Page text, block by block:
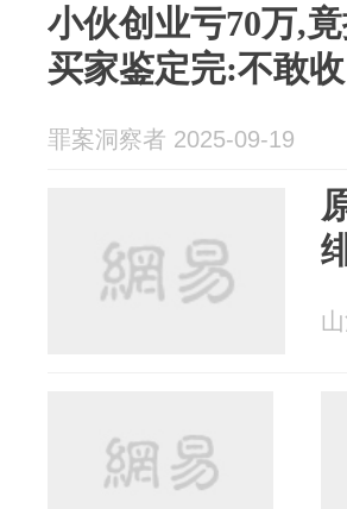
小伙创业亏70万,
买家鉴定完:不敢收
罪案洞察者 2025-09-19